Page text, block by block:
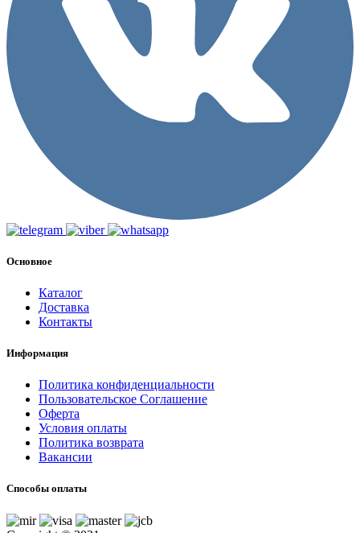
Основное
Каталог
Доставка
Контакты
Информация
Политика конфиденциальности
Пользовательское Соглашение
Оферта
Условия оплаты
Политика возврата
Вакансии
Способы оплаты